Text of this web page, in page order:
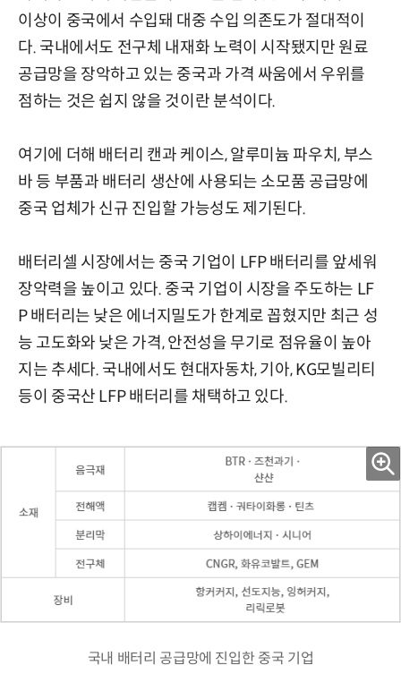
이상이 중국에서 수입돼 대중 수입 의존도가 절대적이
다. 국내에서도 전구체 내재화 노력이 시작됐지만 원료
공급망을 장악하고 있는 중국과 가격 싸움에서 우위를
점하는 것은 쉽지 않을 것이란 분석이다.
여기에 더해 배터리 캔과 케이스, 알루미늄 파우치, 부스
바 등 부품과 배터리 생산에 사용되는 소모품 공급망에
중국 업체가 신규 진입할 가능성도 제기된다.
배터리셀 시장에서는 중국 기업이 LFP 배터리를 앞세워
장악력을 높이고 있다. 중국 기업이 시장을 주도하는 LF
P 배터리는 낮은 에너지밀도가 한계로 꼽혔지만 최근 성
능 고도화와 낮은 가격, 안전성을 무기로 점유율이 높아
지는 추세다. 국내에서도 현대자동차, 기아, KG모빌리티
등이 중국산 LFP 배터리를 채택하고 있다.
국내 배터리 공급망에 진입한 중국 기업